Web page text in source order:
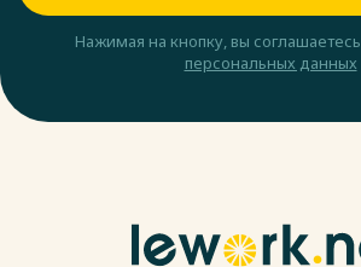
Нажимая на кнопку, вы соглашаетесь
персональных данных